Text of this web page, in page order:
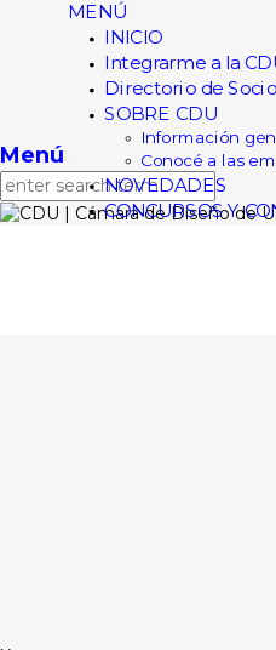
Remember Me
Lost your password?
Menú
MENÚ
INICIO
Integrarme a la
Directorio de
SOBRE CDU
Información
Conocé a las
NOVEDADES
CONCURSOS Y